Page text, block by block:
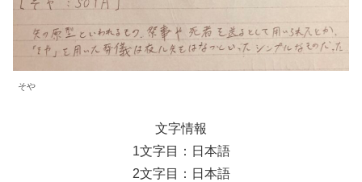
そや
文字情報
1文字目：日本語
2文字目：日本語